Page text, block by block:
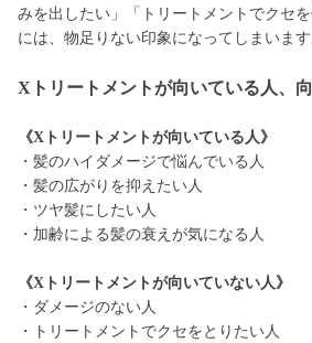
みを出したい」「トリートメントでクセ
には、物足りない印象になってしまいます
Xトリートメントが向いている人、
《Xトリートメントが向いている人》
・髪のハイダメージで悩んでいる人
・髪の広がりを抑えたい人
・ツヤ髪にしたい人
・加齢による髪の衰えが気になる人
《Xトリートメントが向いていない人》
・ダメージのない人
・トリートメントでクセをとりたい人